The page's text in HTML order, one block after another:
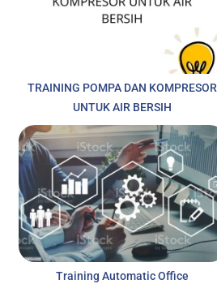
TRAINING POMPA DAN KOMPRESOR
UNTUK AIR BERSIH
Training Automatic Office